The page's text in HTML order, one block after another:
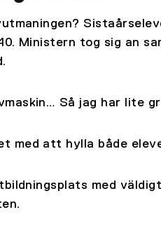
Ministern tog sig an
Så jag har lite
med att hylla både
med